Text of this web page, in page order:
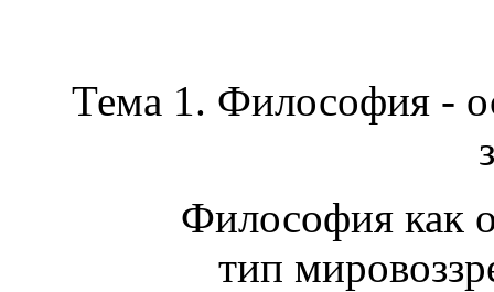
Тема 1. Философия -
Философия как
тип